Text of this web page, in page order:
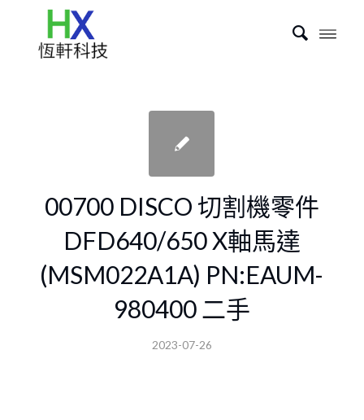
00700 DISCO 切割機零件
DFD640/650 X軸馬達
(MSM022A1A) PN:EAUM-
980400 二手
2023-07-26